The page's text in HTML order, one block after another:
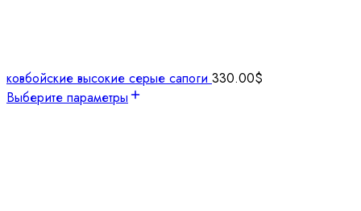
ковбойские высокие серые сапоги 330.00$
Выберите параметры